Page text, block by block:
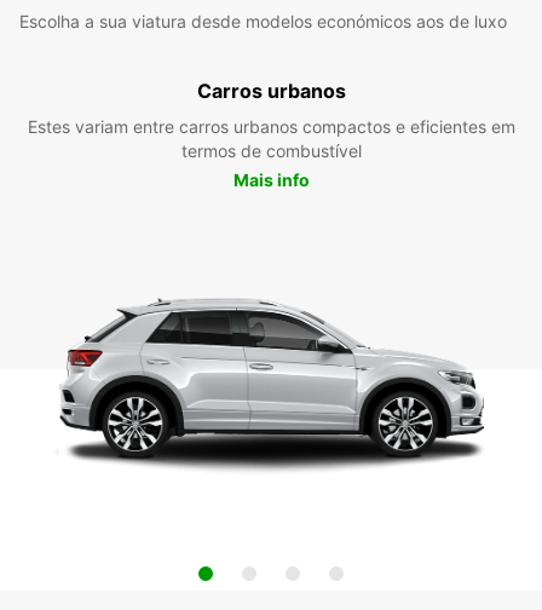
Escolha a sua viatura desde modelos económicos aos de luxo
Carros urbanos
Estes variam entre carros urbanos compactos e eficientes em
termos de combustível
Mais info